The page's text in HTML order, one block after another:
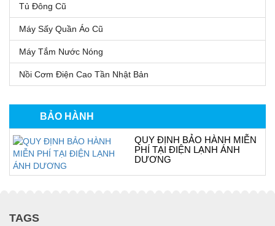
Tủ Đông Cũ
Máy Sấy Quần Áo Cũ
Máy Tắm Nước Nóng
Nồi Cơm Điện Cao Tần Nhật Bản
BẢO HÀNH
QUY ĐỊNH BẢO HÀNH MIỄN
PHÍ TẠI ĐIỆN LẠNH ÁNH
DƯƠNG
TAGS